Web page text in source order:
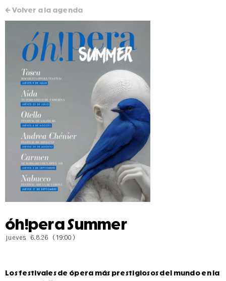
← Volver a la agenda
óh!pera Summer
jueves 6.8.26 (19:00)
Los festivales de ópera más prestigiosos del mundo en la